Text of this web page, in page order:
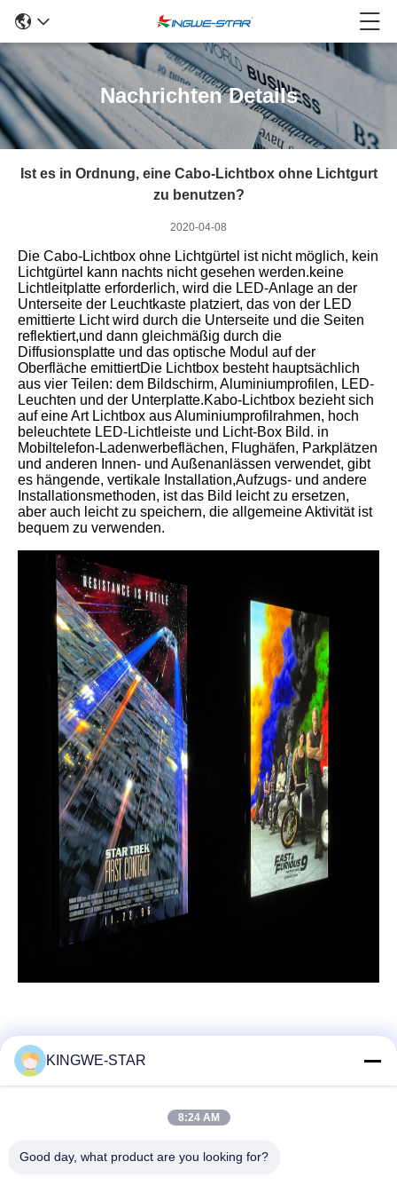
Nachrichten Details
Ist es in Ordnung, eine Cabo-Lichtbox ohne Lichtgurt
zu benutzen?
2020-04-08
Die Cabo-Lichtbox ohne Lichtgürtel ist nicht möglich, kein
Lichtgürtel kann nachts nicht gesehen werden.keine
Lichtleitplatte erforderlich, wird die LED-Anlage an der
Unterseite der Leuchtkaste platziert, das von der LED
emittierte Licht wird durch die Unterseite und die Seiten
reflektiert,und dann gleichmäßig durch die
Diffusionsplatte und das optische Modul auf der
Oberfläche emittiertDie Lichtbox besteht hauptsächlich
aus vier Teilen: dem Bildschirm, Aluminiumprofilen, LED-
Leuchten und der Unterplatte.Kabo-Lichtbox bezieht sich
auf eine Art Lichtbox aus Aluminiumprofilrahmen, hoch
beleuchtete LED-Lichtleiste und Licht-Box Bild. in
Mobiltelefon-Ladenwerbeflächen, Flughäfen, Parkplätzen
und anderen Innen- und Außenanlässen verwendet, gibt
es hängende, vertikale Installation,Aufzugs- und andere
Installationsmethoden, ist das Bild leicht zu ersetzen,
aber auch leicht zu speichern, die allgemeine Aktivität ist
bequem zu verwenden.
Die Kommission hat die Kommission aufgefordert, ihre
KINGWE-STAR
8:24 AM
Good day, what product are you looking for?